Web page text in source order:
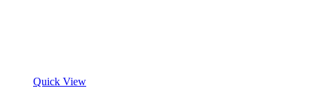
Quick View